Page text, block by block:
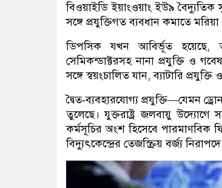
বিওয়াইডি ইয়াংওয়াং ইউ৯
সঙ্গে প্রযুক্তিগত ব্যবধান কমাতে মরিয়া।
ডিপসিক যখন আবির্ভূত হয়েছে,
সেমিকন্ডাক্টরসহ নানা প্রযুক্তি ও
সঙ্গে স্বয়ংচালিত যান,ব্যাটারি
দ্বৈত‑ব্যবহারযোগ্য প্রযুক্তি—যেমন
তুলেছে। যুক্তরাষ্ট্র জলবায়ু উদ্যোগে
কর্মসূচির অংশ হিসেবে পারমাণবিক
বিদ্যুৎকেন্দ্রের তেজস্ক্রিয় বর্জ্য